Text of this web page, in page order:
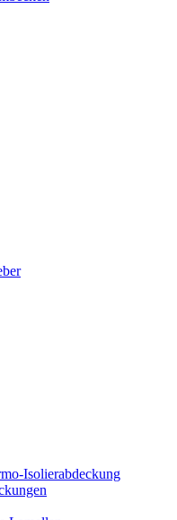
Isolierabdeckung